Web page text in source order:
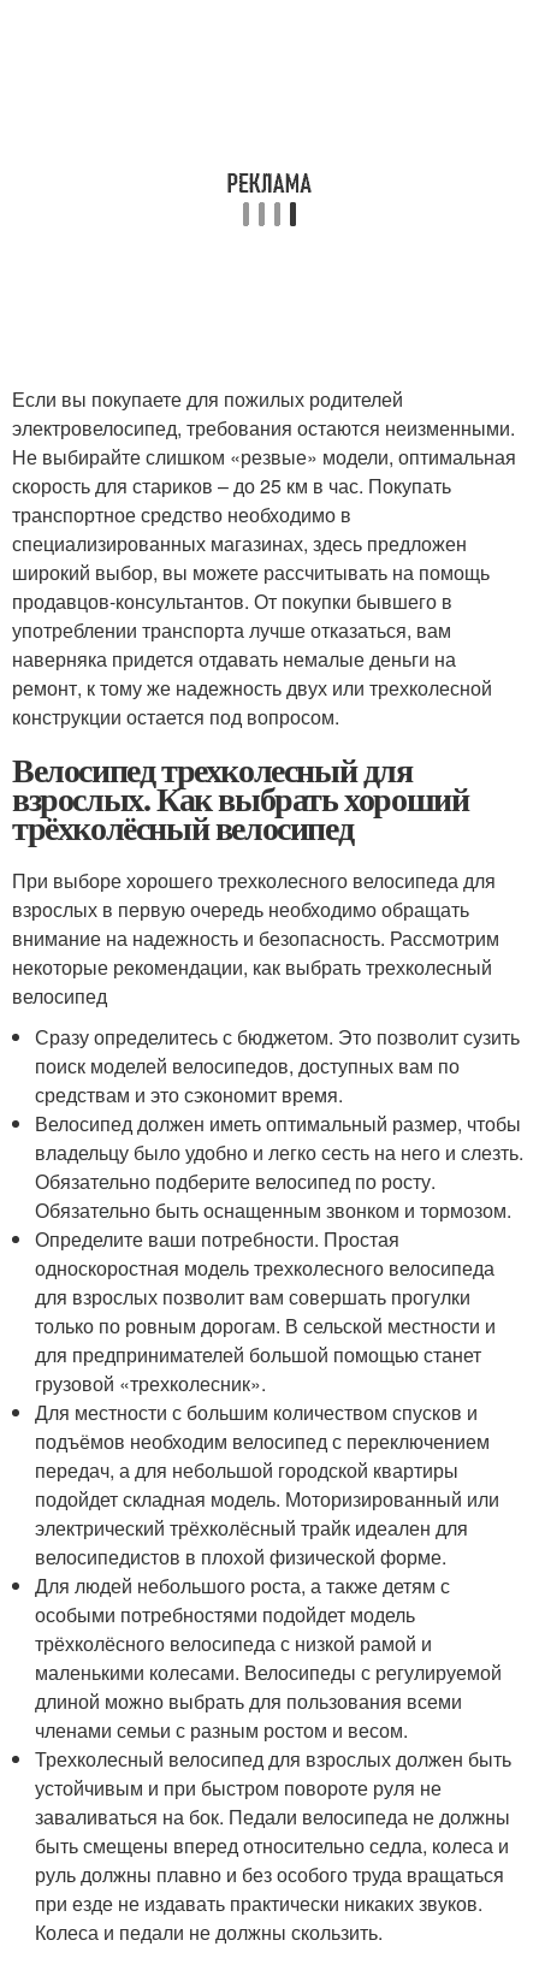
Если вы покупаете для пожилых родителей
электровелосипед, требования остаются неизменными.
Не выбирайте слишком «резвые» модели, оптимальная
скорость для стариков – до 25 км в час. Покупать
транспортное средство необходимо в
специализированных магазинах, здесь предложен
широкий выбор, вы можете рассчитывать на помощь
продавцов-консультантов. От покупки бывшего в
употреблении транспорта лучше отказаться, вам
наверняка придется отдавать немалые деньги на
ремонт, к тому же надежность двух или трехколесной
конструкции остается под вопросом.
Велосипед трехколесный для
взрослых. Как выбрать хороший
трёхколёсный велосипед
При выборе хорошего трехколесного велосипеда для
взрослых в первую очередь необходимо обращать
внимание на надежность и безопасность. Рассмотрим
некоторые рекомендации, как выбрать трехколесный
велосипед
Сразу определитесь с бюджетом. Это позволит сузить
поиск моделей велосипедов, доступных вам по
средствам и это сэкономит время.
Велосипед должен иметь оптимальный размер, чтобы
владельцу было удобно и легко сесть на него и слезть.
Обязательно подберите велосипед по росту.
Обязательно быть оснащенным звонком и тормозом.
Определите ваши потребности. Простая
односкоростная модель трехколесного велосипеда
для взрослых позволит вам совершать прогулки
только по ровным дорогам. В сельской местности и
для предпринимателей большой помощью станет
грузовой «трехколесник».
Для местности с большим количеством спусков и
подъёмов необходим велосипед с переключением
передач, а для небольшой городской квартиры
подойдет складная модель. Моторизированный или
электрический трёхколёсный трайк идеален для
велосипедистов в плохой физической форме.
Для людей небольшого роста, а также детям с
особыми потребностями подойдет модель
трёхколёсного велосипеда с низкой рамой и
маленькими колесами. Велосипеды с регулируемой
длиной можно выбрать для пользования всеми
членами семьи с разным ростом и весом.
Трехколесный велосипед для взрослых должен быть
устойчивым и при быстром повороте руля не
заваливаться на бок. Педали велосипеда не должны
быть смещены вперед относительно седла, колеса и
руль должны плавно и без особого труда вращаться
при езде не издавать практически никаких звуков.
Колеса и педали не должны скользить.